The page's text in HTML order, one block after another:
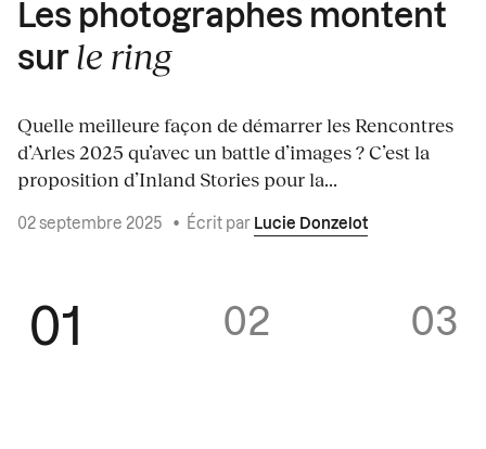
Les photographes montent
sur le ring
Quelle meilleure façon de démarrer les Rencontres
d’Arles 2025 qu’avec un battle d’images ? C’est la
proposition d’Inland Stories pour la...
02 septembre 2025 • Écrit par Lucie Donzelot
01 02 03